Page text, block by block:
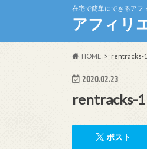
在宅で簡単にできるアフ
アフィリ
HOME rentracks-1
2020.02.23
rentracks-1
ポスト